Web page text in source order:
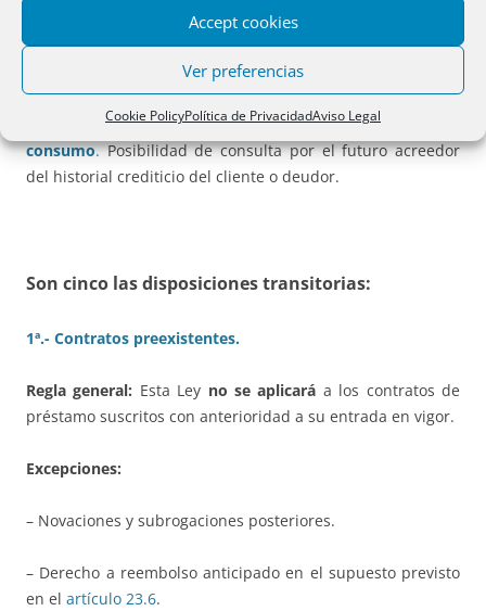
Accept cookies
Ver preferencias
Cookie PolicyPolítica de PrivacidadAviso Legal
Código de Buenas Prácticas
entidades adheridas a la anterior versión se entienden
adheridas a la nueva versión, salvo denuncia en un mes.
12ª.- Información en materia de contratos de
consumo.Posibilidad de consulta por el futuro acreedor
del historial crediticio del cliente o deudor.
Son cinco lasdisposiciones transitorias:
1ª.- Contratos preexistentes.
Regla general: Esta Ley no se aplicará a los contratos de
préstamo suscritos con anterioridad a su entrada en vigor.
Excepciones:
– Novaciones y subrogaciones posteriores.
– Derecho a reembolso anticipado en el supuesto previsto
en el artículo 23.6.